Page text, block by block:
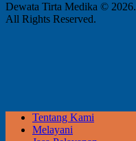
Dewata Tirta Medika © 2026.
All Rights Reserved.
Tentang Kami
Melayani